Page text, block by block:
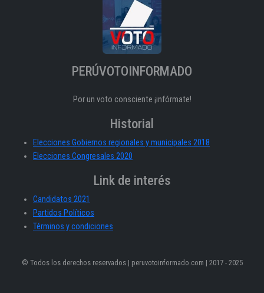
PERÚVOTOINFORMADO
Por un voto consciente ¡infórmate!
Historial
Elecciones Gobiernos regionales y municipales 2018
Elecciones Congresales 2020
Link de interés
Candidatos 2021
Partidos Políticos
Términos y condiciones
© Todos los derechos reservados | peruvotoinformado.com | 2017 - 2025